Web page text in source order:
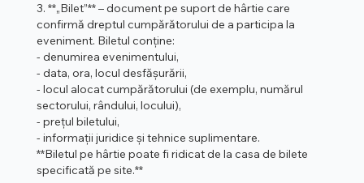
3. **„Bilet”** – document pe suport de hârtie care
confirmă dreptul cumpărătorului de a participa la
eveniment. Biletul conține:
- denumirea evenimentului,
- data, ora, locul desfășurării,
- locul alocat cumpărătorului (de exemplu, numărul
sectorului, rândului, locului),
- prețul biletului,
- informații juridice și tehnice suplimentare.
**Biletul pe hârtie poate fi ridicat de la casa de bilete
specificată pe site.**